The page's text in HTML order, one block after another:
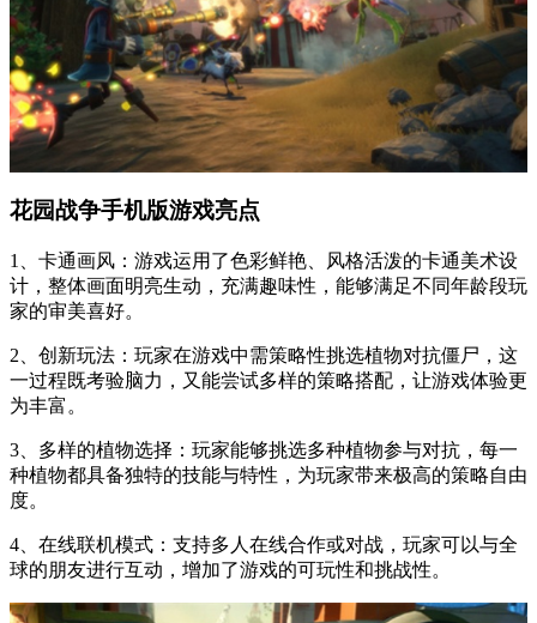
花园战争手机版游戏亮点
1、卡通画风：游戏运用了色彩鲜艳、风格活泼的卡通美术设
计，整体画面明亮生动，充满趣味性，能够满足不同年龄段玩
家的审美喜好。
2、创新玩法：玩家在游戏中需策略性挑选植物对抗僵尸，这
一过程既考验脑力，又能尝试多样的策略搭配，让游戏体验更
为丰富。
3、多样的植物选择：玩家能够挑选多种植物参与对抗，每一
种植物都具备独特的技能与特性，为玩家带来极高的策略自由
度。
4、在线联机模式：支持多人在线合作或对战，玩家可以与全
球的朋友进行互动，增加了游戏的可玩性和挑战性。